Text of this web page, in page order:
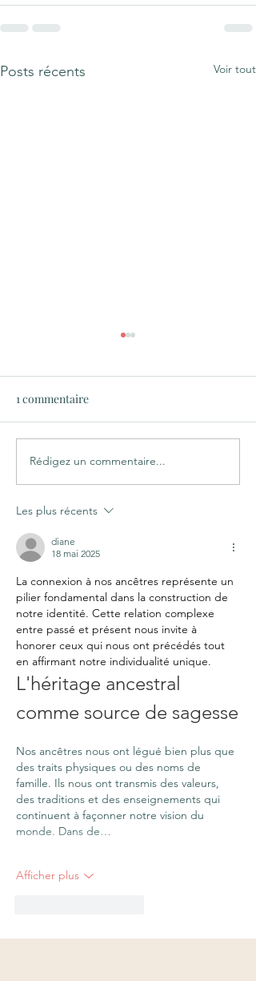
Posts récents Voir tout
🕷️ La symbolique de
l'araignée dans les peurs
et les phobies
1 commentaire
Rédigez un commentaire...
Les plus récents
diane
18 mai 2025
La connexion à nos ancêtres représente un
pilier fondamental dans la construction de
notre identité. Cette relation complexe
entre passé et présent nous invite à
honorer ceux qui nous ont précédés tout
en affirmant notre individualité unique.
L'héritage ancestral
comme source de sagesse
Nos ancêtres nous ont légué bien plus que
des traits physiques ou des noms de
famille. Ils nous ont transmis des valeurs,
des traditions et des enseignements qui
continuent à façonner notre vision du
monde. Dans de…
Afficher plus